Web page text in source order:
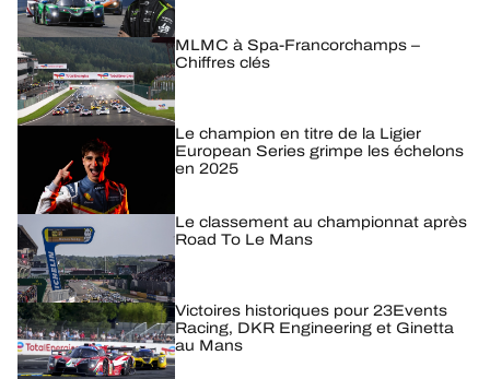
24H LEMANS
ELMS
MLMC
ALMS
MLMC à Spa-Francorchamps –
Chiffres clés
Le champion en titre de la Ligier
European Series grimpe les échelons
en 2025
Le classement au championnat après
Road To Le Mans
Victoires historiques pour 23Events
Racing, DKR Engineering et Ginetta
au Mans